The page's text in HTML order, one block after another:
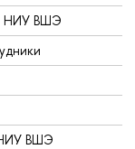
НИУ ВШЭ
ВШЭ